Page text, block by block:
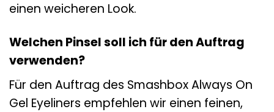
einen weicheren Look.
Welchen Pinsel soll ich für den Auftrag
verwenden?
Für den Auftrag des Smashbox Always On
Gel Eyeliners empfehlen wir einen feinen,